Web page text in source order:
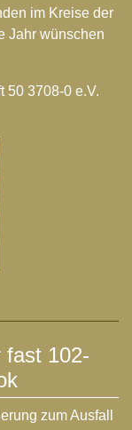
im Kreise der
Jahr wünschen
50 3708-0 e.V.
fast 102-
zum Ausfall